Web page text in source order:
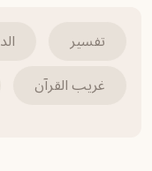
﴿وَسَخَّرَ
تفسير
غريب القرآن